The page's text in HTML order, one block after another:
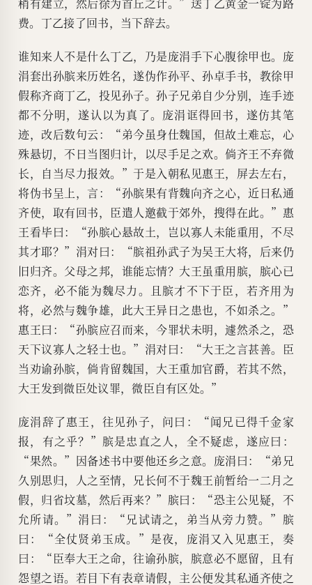
稍有建立，然后徐为首丘之计。”送丁乙黄金一锭为路
费。丁乙接了回书，当下辞去。
谁知来人不是什么丁乙，乃是庞涓手下心腹徐甲也。庞
涓套出孙膑来历姓名，遂伪作孙平、孙卓手书，教徐甲
假称齐商丁乙，投见孙子。孙子兄弟自少分别，连手迹
都不分明，遂认以为真了。庞涓诓得回书，遂仿其笔
迹，改后数句云：“弟今虽身仕魏国，但故土难忘，心
殊悬切，不日当图归计，以尽手足之欢。倘齐王不弃微
长，自当尽力报效。”于是入朝私见惠王，屏去左右，
将伪书呈上，言：“孙膑果有背魏向齐之心，近日私通
齐使，取有回书，臣遣人邀截于郊外，搜得在此。”惠
王看毕曰：“孙膑心悬故土，岂以寡人未能重用，不尽
其才耶？”涓对曰：“膑祖孙武子为吴王大将，后来仍
旧归齐。父母之邦，谁能忘情？大王虽重用膑，膑心已
恋齐，必不能为魏尽力。且膑才不下于臣，若齐用为
将，必然与魏争雄，此大王异日之患也，不如杀之。”
惠王曰：“孙膑应召而来，今罪状未明，遽然杀之，恐
天下议寡人之轻士也。”涓对曰：“大王之言甚善。臣
当劝谕孙膑，倘肯留魏国，大王重加官爵，若其不然，
大王发到微臣处议罪，微臣自有区处。”
庞涓辞了惠王，往见孙子，问曰：“闻兄已得千金家
报，有之乎？”膑是忠直之人，全不疑虑，遂应曰：
“果然。”因备述书中要他还乡之意。庞涓曰：“弟兄
久别思归，人之至情，兄长何不于魏王前暂给一二月之
假，归省坟墓，然后再来？”膑曰：“恐主公见疑，不
允所请。”涓曰：“兄试请之，弟当从旁力赞。”膑
曰：“全仗贤弟玉成。”是夜，庞涓又入见惠王，奏
曰：“臣奉大王之命，往谕孙膑，膑意必不愿留，且有
怨望之语。若目下有表章请假，主公便发其私通齐使之